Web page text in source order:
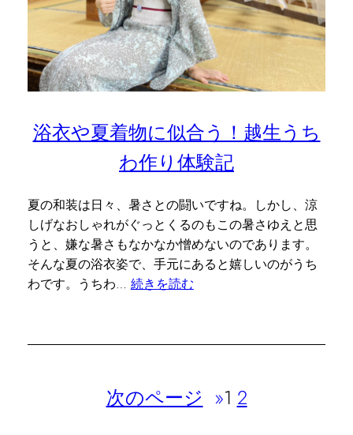
浴衣や夏着物に似合う！越生うち
わ作り体験記
夏の和装は日々、暑さとの闘いですね。しかし、涼
しげなおしゃれがぐっとくるのもこの暑さゆえと思
うと、嫌な暑さもなかなか憎めないのであります。
そんな夏の浴衣姿で、手元にあると嬉しいのがうち
わです。うちわ… 続きを読む
次のページ »1 2